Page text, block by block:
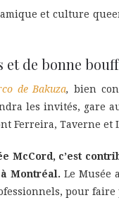
et culture
et de bonne
de Bakuza, bien
les invités, gare
Ferreira, Taverne et
McCord, c’est
Montréal. Le Musée
pour